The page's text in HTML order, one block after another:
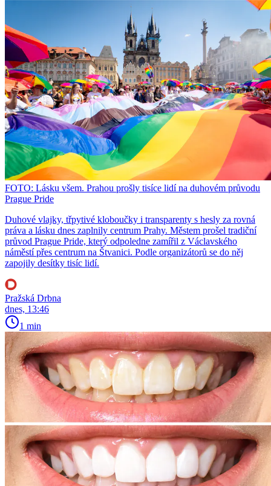
FOTO: Lásku všem. Prahou prošly tisíce lidí na duhovém průvodu
Prague Pride
Duhové vlajky, třpytivé kloboučky i transparenty s hesly za rovná
práva a lásku dnes zaplnily centrum Prahy. Městem prošel tradiční
průvod Prague Pride, který odpoledne zamířil z Václavského
náměstí přes centrum na Štvanici. Podle organizátorů se do něj
zapojily desítky tisíc lidí.
Pražská Drbna
dnes, 13:46
1 min